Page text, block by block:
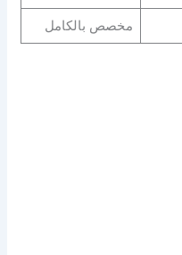
مخصص بالكامل